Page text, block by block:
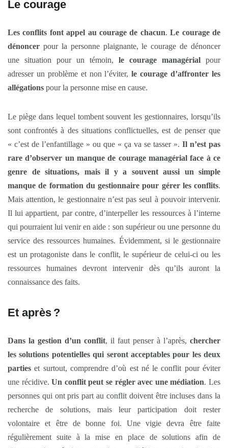
Le courage
Les conflits font appel au courage de chacun.Le courage de
dénoncer pour la personne plaignante, le courage de dénoncer
une situation pour un témoin, le courage managérial pour
adresser un problème et non l’éviter,le courage d’affronter les
allégations pour la personne mise en cause.
Le piège dans lequel tombent souvent les gestionnaires, lorsqu’ils
sont confrontés à des situations conflictuelles, est de penser que
« c’est de l’enfantillage » ou que « ça va se tasser ». Il n’est pas
rare d’observer un manque de courage managérial face à ce
genre de situations, mais il y a souvent aussi un simple
manque de formation du gestionnaire pour gérer les conflits.
Mais attention, le gestionnaire n’est pas seul à pouvoir intervenir.
Il lui appartient, par contre, d’interpeller les ressources à l’interne
qui pourraient lui venir en aide : son supérieur ou une personne du
service des ressources humaines. Évidemment, si le gestionnaire
est un protagoniste dans le conflit, le supérieur de celui-ci ou les
ressources humaines devront intervenir dès qu’ils auront la
connaissance des faits.
Et après ?
Dans la gestion d’un conflit, il faut penser à l’après, chercher
les solutions potentielles qui seront acceptables pour les deux
parties et surtout, comprendre d’où est né le conflit pour éviter
une récidive.Un conflit peut se régler avec une médiation. Les
personnes qui ont pris part au conflit doivent être incluses dans la
recherche de solutions, mais leur participation doit rester
volontaire et être de bonne foi. Une vigie devra être faite
régulièrement suite à la mise en place de solutions afin de